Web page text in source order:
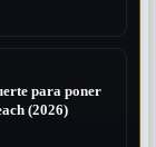
para poner
(2026)